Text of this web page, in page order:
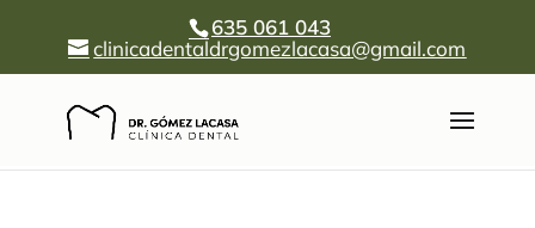
635 061 043
clinicadentaldrgomezlacasa@gmail.com